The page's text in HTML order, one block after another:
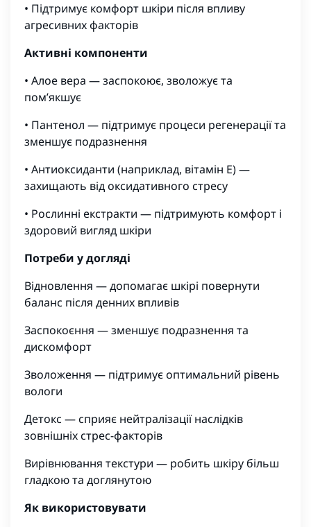
• Підтримує комфорт шкіри після впливу
агресивних факторів
Активні компоненти
• Алое вера — заспокоює, зволожує та
пом’якшує
• Пантенол — підтримує процеси регенерації та
зменшує подразнення
• Антиоксиданти (наприклад, вітамін E) —
захищають від оксидативного стресу
• Рослинні екстракти — підтримують комфорт і
здоровий вигляд шкіри
Потреби у догляді
Відновлення — допомагає шкірі повернути
баланс після денних впливів
Заспокоєння — зменшує подразнення та
дискомфорт
Зволоження — підтримує оптимальний рівень
вологи
Детокс — сприяє нейтралізації наслідків
зовнішніх стрес-факторів
Вирівнювання текстури — робить шкіру більш
гладкою та доглянутою
Як використовувати